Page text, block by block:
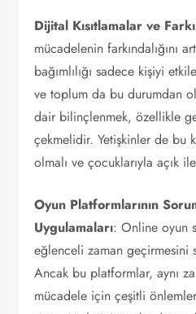
Dijital Kısıtlamalar ve
mücadelenin farkındalığını
bağımlılığı sadece kişiyi
ve toplum da bu durumdan
dair bilinçlenmek, özellikle
çekmelidir. Yetişkinler de bu
olmalı ve çocuklarıyla açık
Oyun Platformlarının
Uygulamaları: Online oyun
eğlenceli zaman geçirmesini
Ancak bu platformlar, aynı
mücadele için çeşitli